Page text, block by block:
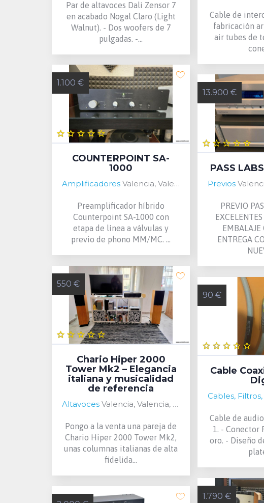
Par de altavoces Dali Zensor 7
en acabado Nogal Claro (Light
Walnut). - Dos woofers de 7
pulgadas. -...
Cable de
fabricación
air tubes de
1.100 €
COUNTERPOINT SA-
1000
Amplificadores Valencia, Valencia, Spain
Preamplificador híbrido
Counterpoint SA-1000 con
etapa de línea a válvulas y
previo de phono MM/MC. ...
13.900 €
PASS
Previos
PREVIO
EMBALAJE
ENTREGA
550 €
Chario Hiper 2000
Tower Mk2 – Elegancia
italiana y musicalidad
de referencia
Altavoces Valencia, Valencia, Spain
Pongo a la venta una pareja de
Chario Hiper 2000 Tower Mk2,
unas columnas italianas de alta
fidelida...
90 €
Cable
Cable de
1. - Conector
oro. - Diseño
1.790 €